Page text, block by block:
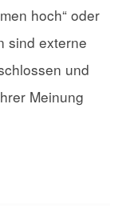
hoch“ oder
sind externe
und
Meinung